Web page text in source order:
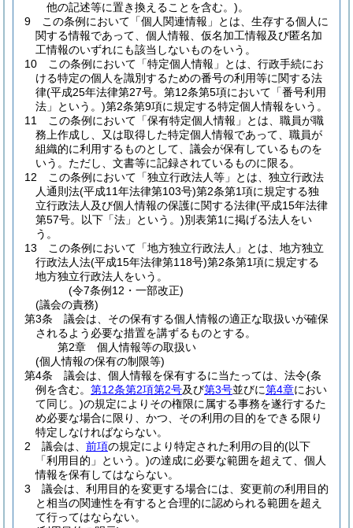
他の記述等に置き換えることを含む。)。
9
この条例において「個人関連情報」とは、生存する個人に
関する情報であって、個人情報、仮名加工情報及び匿名加
工情報のいずれにも該当しないものをいう。
10
この条例において「特定個人情報」とは、行政手続にお
ける特定の個人を識別するための番号の利用等に関する法
律(平成25年法律第27号。第12条第5項において「番号利用
法」という。)第2条第9項に規定する特定個人情報をいう。
11
この条例において「保有特定個人情報」とは、職員が職
務上作成し、又は取得した特定個人情報であって、職員が
組織的に利用するものとして、議会が保有しているものを
いう。 ただし、文書等に記録されているものに限る。
12
この条例において「独立行政法人等」とは、独立行政法
人通則法(平成11年法律第103号)第2条第1項に規定する独
立行政法人及び個人情報の保護に関する法律(平成15年法律
第57号。以下「法」という。)別表第1に掲げる法人をい
う。
13
この条例において「地方独立行政法人」とは、地方独立
行政法人法(平成15年法律第118号)第2条第1項に規定する
地方独立行政法人をいう。
(令7条例12・一部改正)
(議会の責務)
第3条
議会は、その保有する個人情報の適正な取扱いが確保
されるよう必要な措置を講ずるものとする。
第2章
個人情報等の取扱い
(個人情報の保有の制限等)
第4条
議会は、個人情報を保有するに当たっては、法令(条
例を含む。 第12条第2項第2号及び第3号並びに第4章におい
て同じ。)の規定によりその権限に属する事務を遂行するた
め必要な場合に限り、かつ、その利用の目的をできる限り
特定しなければならない。
2
議会は、 前項の規定により特定された利用の目的(以下
「利用目的」という。)の達成に必要な範囲を超えて、個人
情報を保有してはならない。
3
議会は、利用目的を変更する場合には、変更前の利用目的
と相当の関連性を有すると合理的に認められる範囲を超え
て行ってはならない。